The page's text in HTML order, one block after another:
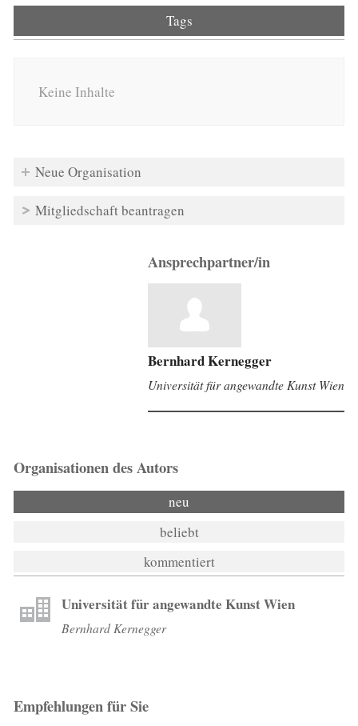
Tags
Keine Inhalte
Neue Organisation
Mitgliedschaft beantragen
Ansprechpartner/in
Bernhard Kernegger
Universität für angewandte Kunst Wien
Organisationen des Autors
neu
beliebt
kommentiert
Universität für angewandte Kunst Wien
Bernhard Kernegger
Empfehlungen für Sie